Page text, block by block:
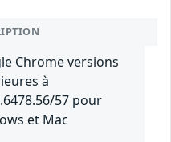
Chrome versions
à
57 pour
et Mac